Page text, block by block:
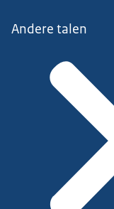
Andere talen